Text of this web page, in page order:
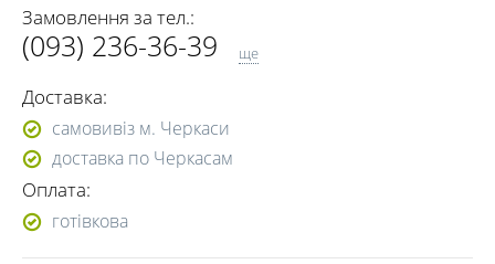
Замовлення за тел.:
(093) 236-36-39
ще
Доставка:
самовивіз м. Черкаси
доставка по Черкасам
Оплата:
готівкова